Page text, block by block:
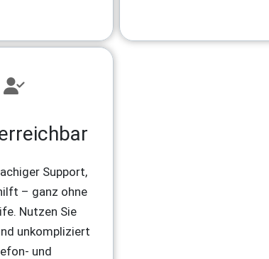
Support,
– ganz ohne
Nutzen Sie
unkompliziert
und